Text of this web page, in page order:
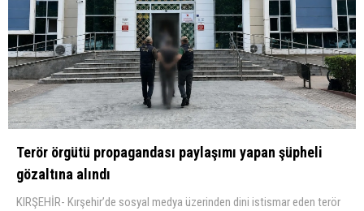
Terör örgütü propagandası paylaşımı yapan şüpheli
gözaltına alındı
KIRŞEHİR- Kırşehir’de sosyal medya üzerinden dini istismar eden terör